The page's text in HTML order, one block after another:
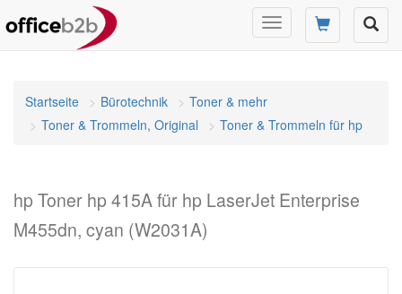
Navigation
umschalten
Startseite Bürotechnik
Toner & mehr
Toner & Trommeln, Original
Toner & Trommeln für hp
hp Toner hp 415A für hp LaserJet Enterprise
M455dn, cyan (W2031A)